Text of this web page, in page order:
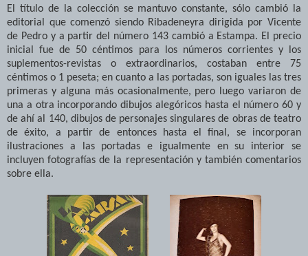
El título de la colección se mantuvo constante, sólo cambió la
editorial que comenzó siendo Ribadeneyra dirigida por Vicente
de Pedro y a partir del número 143 cambió a Estampa. El precio
inicial fue de 50 céntimos para los números corrientes y los
suplementos-revistas o extraordinarios, costaban entre 75
céntimos o 1 peseta; en cuanto a las portadas, son iguales las tres
primeras y alguna más ocasionalmente, pero luego variaron de
una a otra incorporando dibujos alegóricos hasta el número 60 y
de ahí al 140, dibujos de personajes singulares de obras de teatro
de éxito, a partir de entonces hasta el final, se incorporan
ilustraciones a las portadas e igualmente en su interior se
incluyen fotografías de la representación y también comentarios
sobre ella.